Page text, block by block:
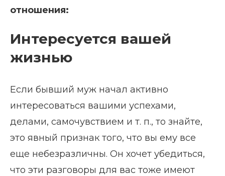
отношения:
Интересуется вашей
жизнью
Если бывший муж начал активно
интересоваться вашими успехами,
делами, самочувствием и т. п., то знайте,
это явный признак того, что вы ему все
еще небезразличны. Он хочет убедиться,
что эти разговоры для вас тоже имеют